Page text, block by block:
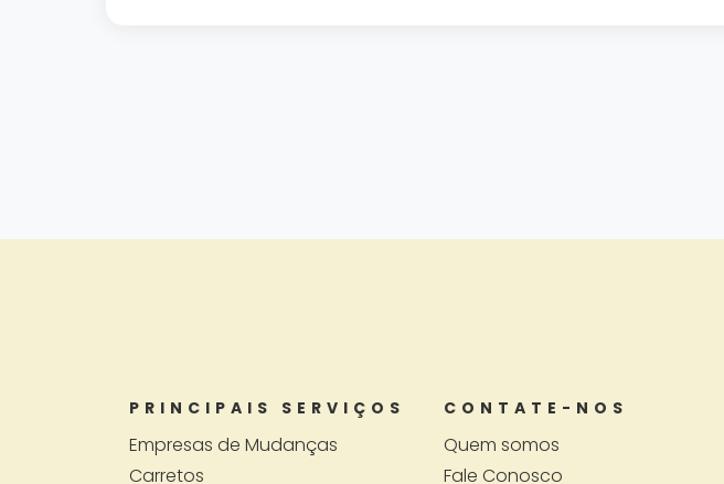
PRINCIPAIS SERVIÇOS
Empresas de Mudanças
Carretos
CONTATE-NOS
Quem somos
Fale Conosco